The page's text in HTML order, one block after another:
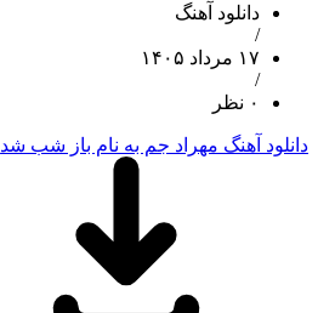
دانلود آهنگ
/
۱۷ مرداد ۱۴۰۵
/
۰ نظر
دانلود آهنگ مهراد جم به نام باز شب شد